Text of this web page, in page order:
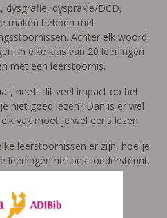
dysgrafie, dyspraxie/DCD,
maken hebben met
Achter elk woord
in elke klas van 20 leerlingen
met een leerstoornis.
heeft dit veel impact op het
niet goed lezen? Dan is er wel
vak moet je wel eens lezen.
leerstoornissen er zijn, hoe je
leerlingen het best ondersteunt.